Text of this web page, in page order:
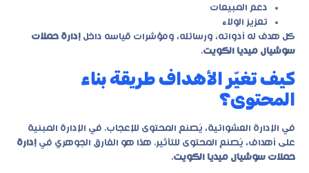
دعم المبيعات
تعزيز الولاء
كل هدف له أدواته، ورسائله، ومؤشرات قياسه داخل إدارة حملات
سوشيال ميديا الكويت.
كيف تغيّر الأهداف طريقة بناء
المحتوى؟
في الإدارة العشوائية، يُصنع المحتوى للإعجاب. في الإدارة المبنية
على أهداف، يُصنع المحتوى للتأثير. هذا هو الفارق الجوهري في إدارة
حملات سوشيال ميديا الكويت.